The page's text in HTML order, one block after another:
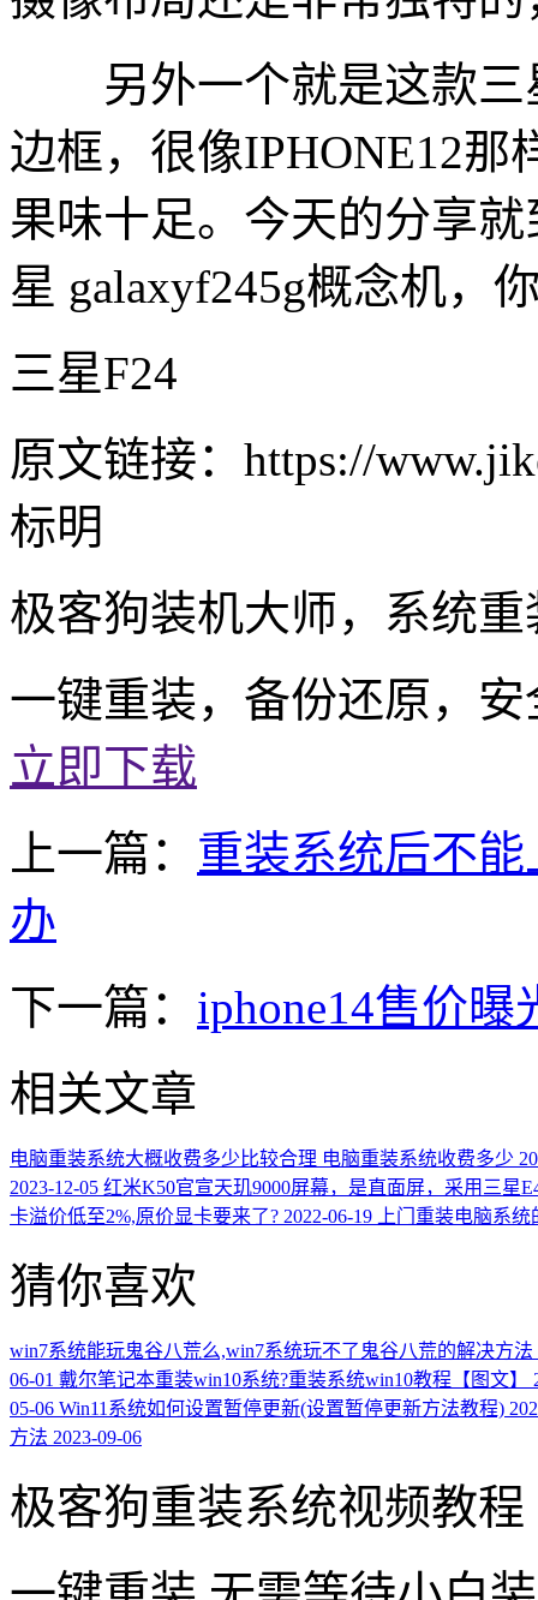
另外一个就是这款三
边框，很像IPHONE12
果味十足。今天的分享
星 galaxyf245g概念机，
三星F24
原文链接：https://
标明
极客狗装机大师，系统
一键重装，备份还原，
立即下载
上一篇： 重装系统后不
办
下一篇： iphone14售价
相关文章
电脑重装系统大概收费多少比较合理 电脑重装系统收费多少
2023-12-05 红米K50官宣天玑9000屏幕，是直面屏，采用三星
卡溢价低至2%,原价显卡要来了? 2022-06-19 上门重装电脑系
猜你喜欢
win7系统能玩鬼谷八荒么,win7系统玩不了鬼谷八荒的解决方法
06-01 戴尔笔记本重装win10系统?重装系统win10教程【图文】
05-06 Win11系统如何设置暂停更新(设置暂停更新方法教程)
方法 2023-09-06
极客狗重装系统视频教程